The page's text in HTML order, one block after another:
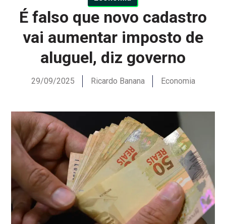
É falso que novo cadastro
vai aumentar imposto de
aluguel, diz governo
29/09/2025 Ricardo Banana Economia